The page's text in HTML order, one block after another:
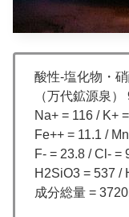
酸性-塩化物・
（万代鉱源泉
Na+ = 116 / K+
Fe++ = 11.1 /
F- = 23.8 / Cl- =
H2SiO3 = 537 /
成分総量 =